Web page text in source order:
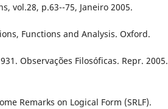
vol.28, p.63--75, Janeiro 2005.
Functions and Analysis. Oxford.
Observações Filosóficas. Repr. 2005.
Remarks on Logical Form (SRLF).